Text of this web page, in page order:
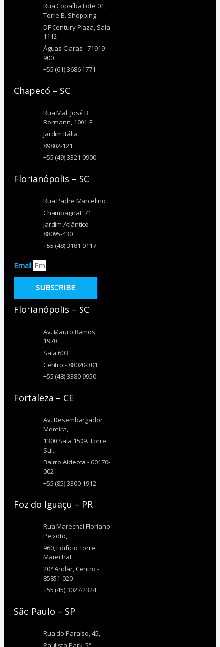
Rua Copaíba Lote 01,
Torre B. Shopping
DF Century Plaza, Sala
1112
Águas Claras - 71919-
900
+55 (61) 3686 1771
Chapecó – SC
Rua Mal. José B.
Bormann, 1001-E
Jardim Itália
89802-121
+55 (49) 3321-0900
Florianópolis – SC
Rua Padre Marcelino
Champagnat, 71
Jardim Atlântico -
88095-430
+55 (48) 3181-0117
Email
SUBSCRIBE
Florianópolis – SC
Av. Mauro Ramos,
1970
Sala 603
Centro - 88020-301
+55 (48) 3380-9950
Fortaleza – CE
Av. Desembargador
Moreira,
1300 Sala 1509. Torre
Sul.
Bairro Aldeota - 60170-
002
+55 (85) 3300-1912
Foz do Iguaçu – PR
Rua Marechal Floriano
Peixoto,
960, Edifício Torre
Marechal
20° Andar, Centro -
85851-020
+55 (45) 3027-2324
São Paulo – SP
Rua do Paraíso, 45,
Paulista Park, 5°